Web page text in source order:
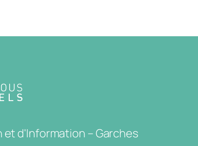
d'Information – Garches